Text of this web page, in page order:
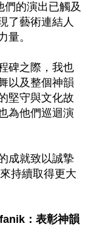
的演出已觸及
了藝術連結人
量。
碑之際，我也
以及整個神韻
堅守與文化故
為他們巡迴演
成就致以誠摯
持續取得更大
：表彰神韻